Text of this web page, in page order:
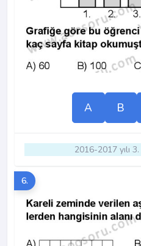
A B
2016-2017 yılı
6.